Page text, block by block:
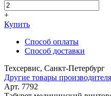
+
Купить
Способ оплаты
Способ доставки
Техсервис, Санкт-Петербург
Другие товары производителя
Арт. 7792